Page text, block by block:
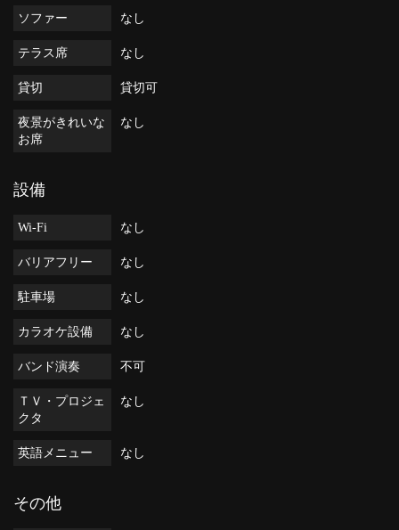
ソファー なし
テラス席 なし
貸切 貸切可
夜景がきれいな
お席
なし
設備
Wi-Fi なし
バリアフリー なし
駐車場 なし
カラオケ設備 なし
バンド演奏 不可
ＴＶ・プロジェ
クタ
なし
英語メニュー なし
その他